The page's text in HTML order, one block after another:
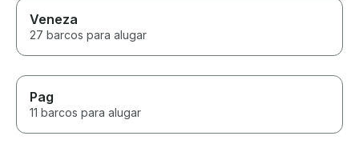
Veneza
27 barcos para alugar
Pag
11 barcos para alugar